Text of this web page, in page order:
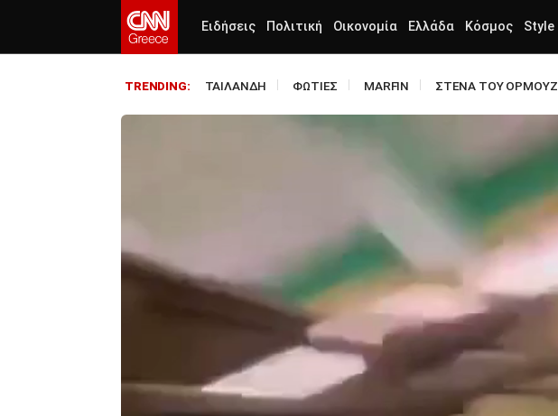
Ειδήσεις Πολιτική Οικονομία Ελλάδα Κόσμος Style
TRENDING: ΤΑΙΛΑΝΔΗ ΦΩΤΙΕΣ MARFIN ΣΤΕΝΑ ΤΟΥ ΟΡΜΟΥΖ